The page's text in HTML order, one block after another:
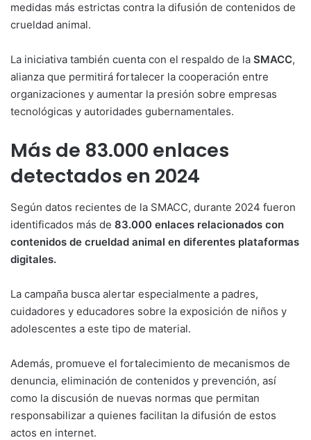
medidas más estrictas contra la difusión de contenidos de
crueldad animal.
La iniciativa también cuenta con el respaldo de la SMACC,
alianza que permitirá fortalecer la cooperación entre
organizaciones y aumentar la presión sobre empresas
tecnológicas y autoridades gubernamentales.
Más de 83.000 enlaces
detectados en 2024
Según datos recientes de la SMACC, durante 2024 fueron
identificados más de 83.000 enlaces relacionados con
contenidos de crueldad animal en diferentes plataformas
digitales.
La campaña busca alertar especialmente a padres,
cuidadores y educadores sobre la exposición de niños y
adolescentes a este tipo de material.
Además, promueve el fortalecimiento de mecanismos de
denuncia, eliminación de contenidos y prevención, así
como la discusión de nuevas normas que permitan
responsabilizar a quienes facilitan la difusión de estos
actos en internet.